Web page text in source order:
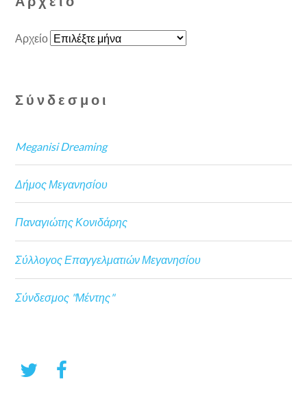
Αρχείο
Σύνδεσμοι
Meganisi Dreaming
Δήμος Μεγανησίου
Παναγιώτης Κονιδάρης
Σύλλογος Επαγγελματιών Μεγανησίου
Σύνδεσμος "Μέντης"